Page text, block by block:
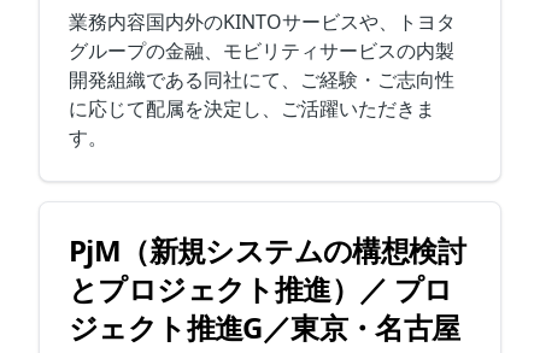
業務内容国内外のKINTOサービスや、トヨタ
グループの金融、モビリティサービスの内製
開発組織である同社にて、ご経験・ご志向性
に応じて配属を決定し、ご活躍いただきま
す。
PjM（新規システムの構想検討
とプロジェクト推進）／ プロ
ジェクト推進G／東京・名古屋